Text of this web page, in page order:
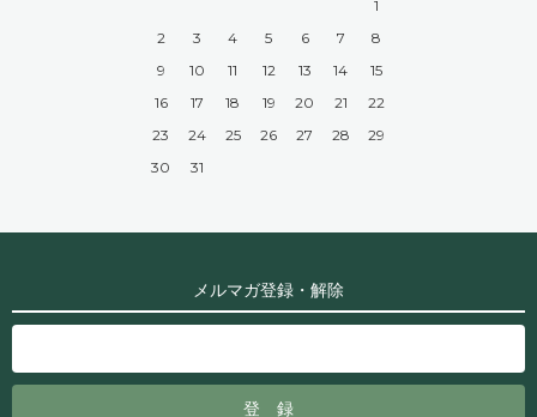
1
2
3 4 5 6 7
8
9
10 11 12 13 14
15
16
17 18 19 20 21
22
23
24 25 26 27 28
29
30
31
メルマガ登録・解除